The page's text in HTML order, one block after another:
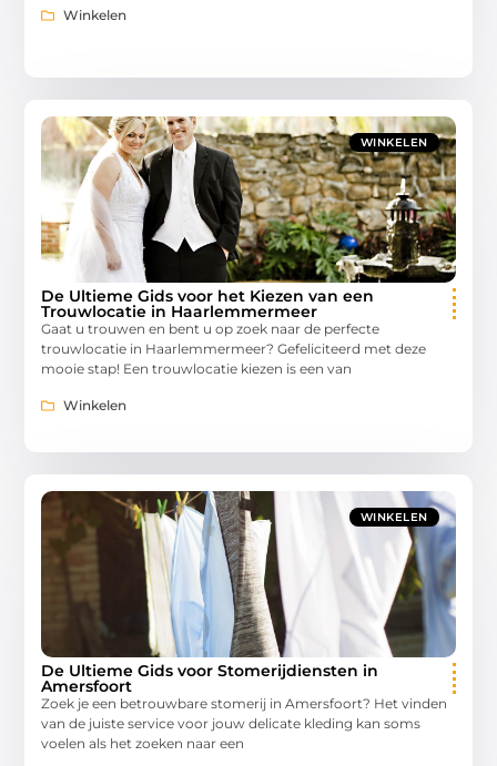
Winkelen
WINKELEN
De Ultieme Gids voor het Kiezen van een
Trouwlocatie in Haarlemmermeer
Gaat u trouwen en bent u op zoek naar de perfecte
trouwlocatie in Haarlemmermeer? Gefeliciteerd met deze
mooie stap! Een trouwlocatie kiezen is een van
Winkelen
WINKELEN
De Ultieme Gids voor Stomerijdiensten in
Amersfoort
Zoek je een betrouwbare stomerij in Amersfoort? Het vinden
van de juiste service voor jouw delicate kleding kan soms
voelen als het zoeken naar een